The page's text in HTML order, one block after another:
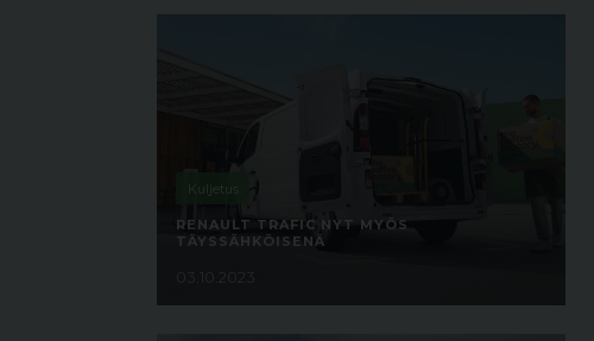
Kuljetus
RENAULT TRAFIC NYT MYÖS
TÄYSSÄHKÖISENÄ
03.10.2023